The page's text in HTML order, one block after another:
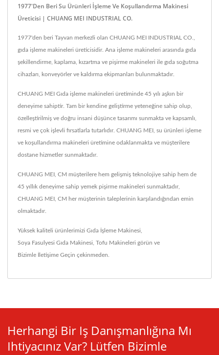
1977'den Beri Su Ürünleri İşleme Ve Koşullandırma Makinesi
Üreticisi | CHUANG MEI INDUSTRIAL CO.
1977'den beri Tayvan merkezli olan CHUANG MEI INDUSTRIAL CO.,
gıda işleme makineleri üreticisidir. Ana işleme makineleri arasında gıda
şekillendirme, kaplama, kızartma ve pişirme makineleri ile gıda soğutma
cihazları, konveyörler ve kaldırma ekipmanları bulunmaktadır.
CHUANG MEI Gıda işleme makineleri üretiminde 45 yılı aşkın bir
deneyime sahiptir. Tam bir kendine geliştirme yeteneğine sahip olup,
özelleştirilmiş ve doğru insani düşünce tasarımı sunmakta ve kapsamlı,
resmi ve çok işlevli fırsatlarla tutarlıdır. CHUANG MEI, su ürünleri işleme
ve koşullandırma makineleri üretimine odaklanmakta ve müşterilere
dostane hizmetler sunmaktadır.
CHUANG MEI, CM müşterilere hem gelişmiş teknolojiye sahip hem de
45 yıllık deneyime sahip yemek pişirme makineleri sunmaktadır,
CHUANG MEI, CM her müşterinin taleplerinin karşılandığından emin
olmaktadır.
Yüksek kaliteli ürünlerimizi Gıda İşleme Makinesi
Soya Fasulyesi Gıda Makinesi Tofu Makineleri görün ve
Bizimle İletişime Geçin çekinmeden.
Herhangi Bir Iş Danışmanlığına Mı
Ihtiyacınız Var? Lütfen Bizimle